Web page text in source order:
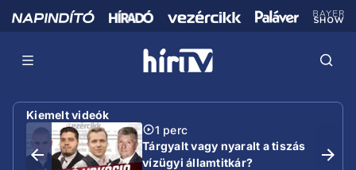
Kiemelt videók
1 perc
Tárgyalt vagy nyaralt a tiszás
vízügyi államtitkár?